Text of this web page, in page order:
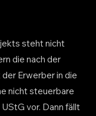
steht nicht
die nach der
Erwerber in die
nicht steuerbare
vor. Dann fällt